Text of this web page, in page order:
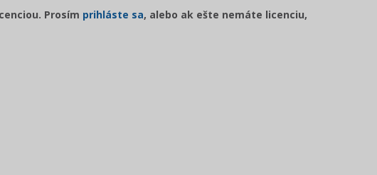
Prosím prihláste sa, alebo ak ešte nemáte licenciu,